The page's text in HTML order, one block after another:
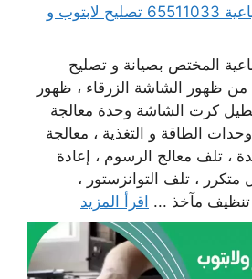
مهندس كمبيوتر الضباعية 65511033 تصليح لابتوب و
المختص بصيانة و تصليح
من ظهور الشاشة الزرقاء ، ظهور
كرت الشاشة وحدة معالجة
الطاقة و التغذية ، معالجة
، تلف معالج الرسوم ، إعادة
، تلف التوانزستور ،
تنظيف مآخذ ... اقرأ المزيد